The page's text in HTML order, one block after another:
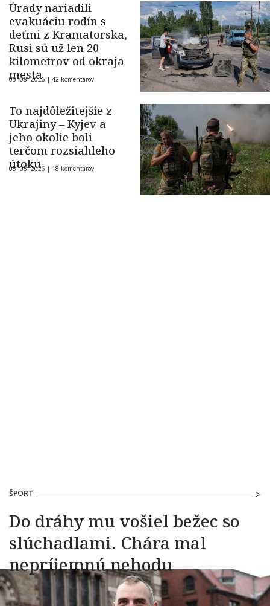
Úrady nariadili
evakuáciu rodín s
deťmi z Kramatorska,
Rusi sú už len 20
kilometrov od okraja
mesta
05. 08. 2026 | 42 komentárov
To najdôležitejšie z
Ukrajiny – Kyjev a
jeho okolie boli
terčom rozsiahleho
útoku
05. 08. 2026 | 18 komentárov
ŠPORT